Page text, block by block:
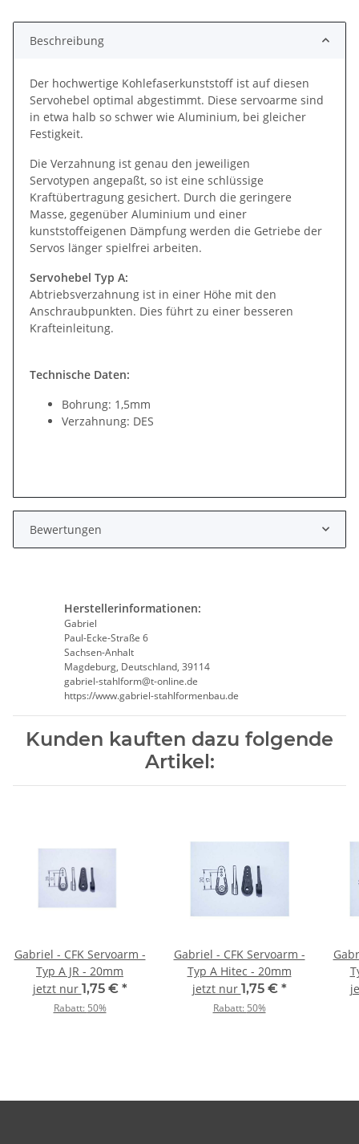
Beschreibung
Der hochwertige Kohlefaserkunststoff ist auf diesen
Servohebel optimal abgestimmt. Diese servoarme sind
in etwa halb so schwer wie Aluminium, bei gleicher
Festigkeit.
Die Verzahnung ist genau den jeweiligen
Servotypen angepaßt, so ist eine schlüssige
Kraftübertragung gesichert. Durch die geringere
Masse, gegenüber Aluminium und einer
kunststoffeigenen Dämpfung werden die Getriebe der
Servos länger spielfrei arbeiten.
Servohebel Typ A:
Abtriebsverzahnung ist in einer Höhe mit den
Anschraubpunkten. Dies führt zu einer besseren
Krafteinleitung.
Technische Daten:
Bohrung: 1,5mm
Verzahnung: DES
Bewertungen
Herstellerinformationen:
Gabriel
Paul-Ecke-Straße 6
Sachsen-Anhalt
Magdeburg, Deutschland, 39114
gabriel-stahlform@t-online.de
https://www.gabriel-stahlformenbau.de
Kunden kauften dazu folgende
Artikel:
Gabriel - CFK Servoarm -
Typ A JR - 20mm
jetzt nur 1,75 € *
Rabatt: 50%
Gabriel - CFK Servoarm -
Typ A Hitec - 20mm
jetzt nur 1,75 € *
Rabatt: 50%